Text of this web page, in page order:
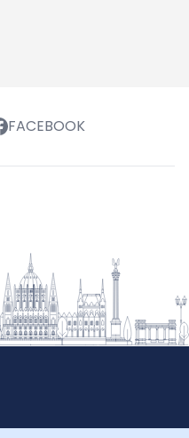
FACEBOOK